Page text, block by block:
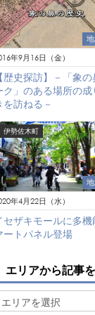
年9月16日（金）
歴史探訪】－「象の
ク」のある場所の成
を訪ねる－
伊勢佐木町
年4月22日（水）
セザキモールに多機
ートパネル登場
エリアから記事